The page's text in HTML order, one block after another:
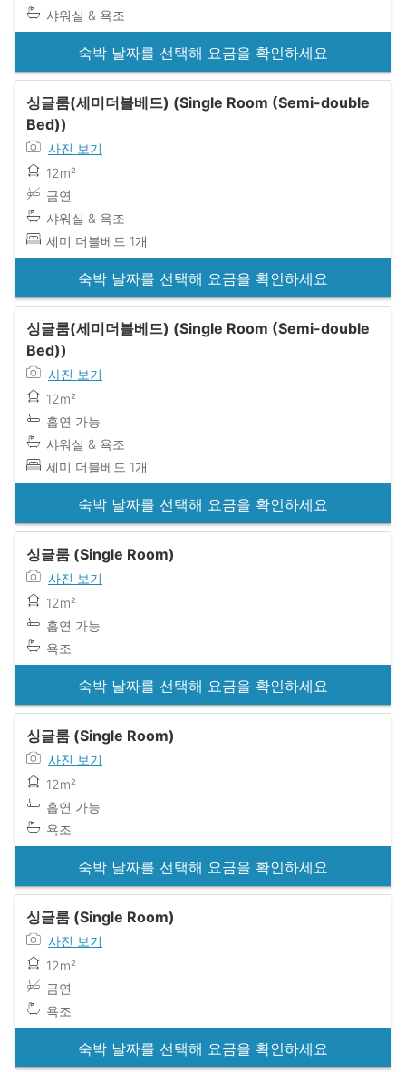
샤워실 & 욕조
숙박 날짜를 선택해 요금을 확인하세요
싱글룸(세미더블베드) (Single Room (Semi-double
Bed))
사진 보기
12m²
금연
샤워실 & 욕조
세미 더블베드 1개
숙박 날짜를 선택해 요금을 확인하세요
싱글룸(세미더블베드) (Single Room (Semi-double
Bed))
사진 보기
12m²
흡연 가능
샤워실 & 욕조
세미 더블베드 1개
숙박 날짜를 선택해 요금을 확인하세요
싱글룸 (Single Room)
사진 보기
12m²
흡연 가능
욕조
숙박 날짜를 선택해 요금을 확인하세요
싱글룸 (Single Room)
사진 보기
12m²
흡연 가능
욕조
숙박 날짜를 선택해 요금을 확인하세요
싱글룸 (Single Room)
사진 보기
12m²
금연
욕조
숙박 날짜를 선택해 요금을 확인하세요